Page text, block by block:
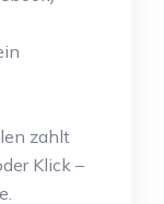
zahlt
Klick –